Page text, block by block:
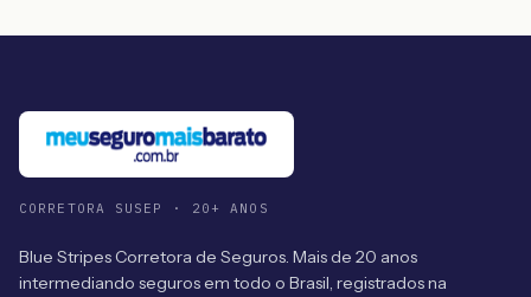
CORRETORA SUSEP · 20+ ANOS
Blue Stripes Corretora de Seguros. Mais de 20 anos
intermediando seguros em todo o Brasil, registrados na